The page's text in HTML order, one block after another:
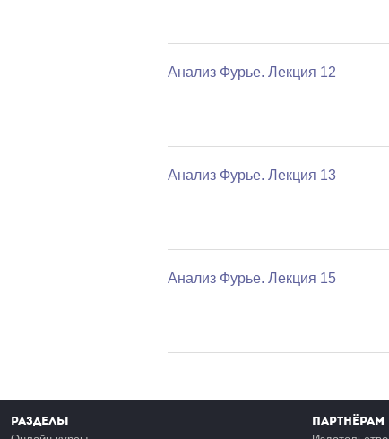
Анализ Фурье. Лекция 12
Анализ Фурье. Лекция 13
Анализ Фурье. Лекция 15
Разделы
Партнёрам